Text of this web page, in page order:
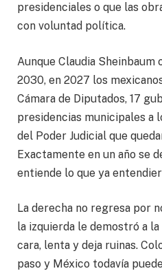
presidenciales o que las
con voluntad política.
Aunque Claudia Sheinbaum
2030, en 2027 los
Cámara de Diputados, 17
presidencias municipales a
del Poder Judicial que
Exactamente en un año se
entiende lo que ya
La derecha no regresa por
la izquierda le demostró a
cara, lenta y deja ruinas.
paso y México todavía